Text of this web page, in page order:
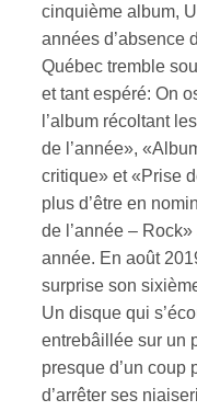
cinquième album,
années d’absence
Québec tremble
et tant espéré: On
l’album récoltant
de l’année»,
critique» et «Prise
plus d’être en
de l’année –
année. En août
surprise son
Un disque qui
entrebâillée sur un
presque d’un coup
d’arrêter ses